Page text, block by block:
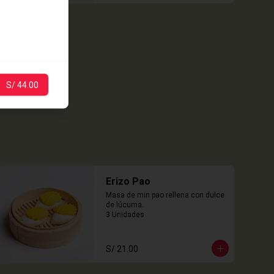
Erizo Pao
Masa de min pao rellena con dulce
de lúcuma.
3 Unidades
S/ 21.00
S/ 44.00